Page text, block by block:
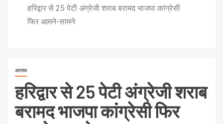
हरिद्वार से 25 पेटी अंग्रेजी शराब बरामद भाजपा कांग्रेसी
फिर आमने-सामने
अपराध
हरिद्वार से 25 पेटी अंग्रेजी शराब
बरामद भाजपा कांग्रेसी फिर